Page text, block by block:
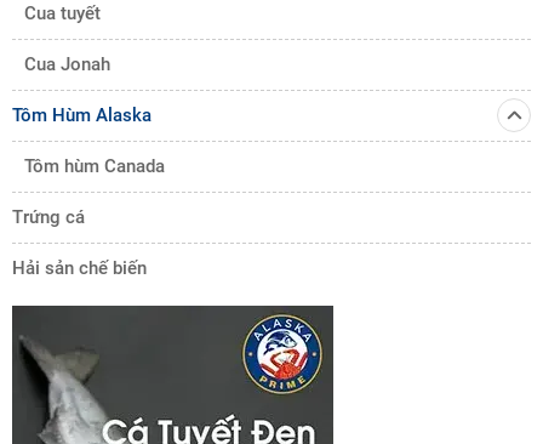
Cua tuyết
Cua Jonah
Tôm Hùm Alaska
Tôm hùm Canada
Trứng cá
Hải sản chế biến